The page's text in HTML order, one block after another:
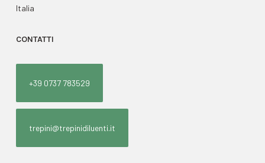
Italia
CONTATTI
+39 0737 783529
trepini@trepinidiluenti.it